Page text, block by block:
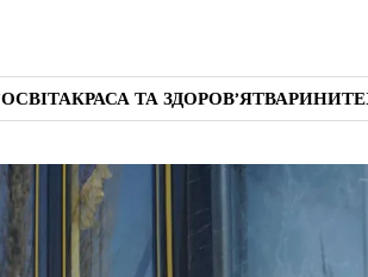
ОСВІТАКРАСА ТА ЗДОРОВ’ЯТВАРИНИ